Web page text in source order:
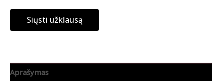
Siųsti užklausą
Aprašymas